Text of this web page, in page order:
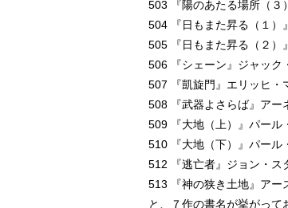
503 『陽のあたる場所（３
504 『日もまた昇る（１）
505 『日もまた昇る（２）
506 『シェーン』ジャック
507 『凱旋門』エリッヒ・
508 『武器よさらば』アー
509 『大地（上）』パール
510 『大地（下）』パール
512 『逃亡者』ジョン・ス
513 『神の狭き土地』アー
と、７作の書名が挙がって